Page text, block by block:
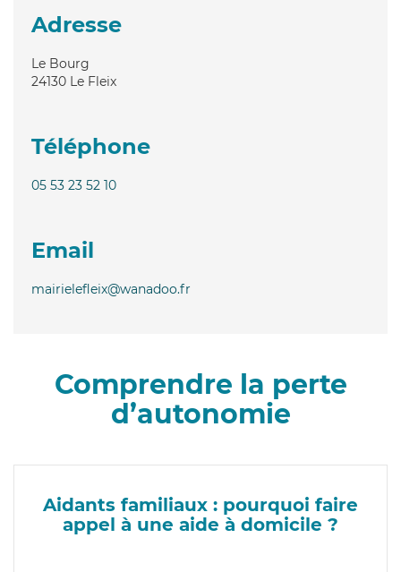
Adresse
Le Bourg
24130 Le Fleix
Téléphone
05 53 23 52 10
Email
mairielefleix@wanadoo.fr
Comprendre la perte
d’autonomie
Aidants familiaux : pourquoi faire
appel à une aide à domicile ?